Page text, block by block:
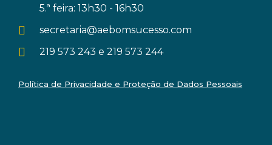
5.ª feira: 13h30 - 16h30
secretaria@aebomsucesso.com
219 573 243 e 219 573 244
Política de Privacidade e Proteção de Dados Pessoais